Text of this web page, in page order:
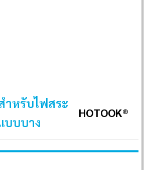
ำหรับไฟสระ
บบบาง
HOTOOK®